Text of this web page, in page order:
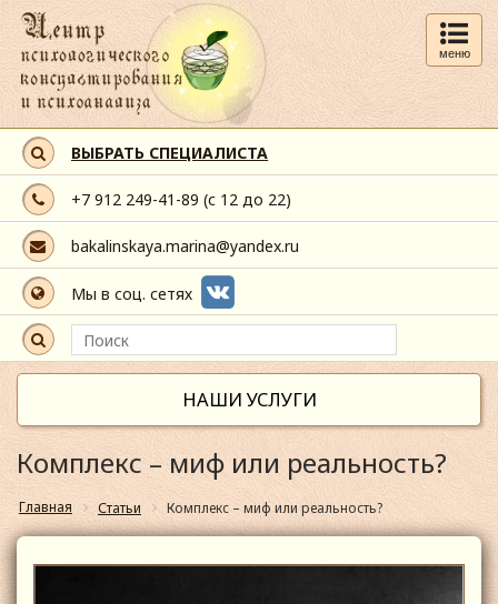
меню
ВЫБРАТЬ СПЕЦИАЛИСТА
+7 912 249-41-89 (с 12 до 22)
bakalinskaya.marina@yandex.ru
Мы в соц. сетях
НАШИ УСЛУГИ
Комплекс – миф или реальность?
Главная Статьи Комплекс – миф или реальность?